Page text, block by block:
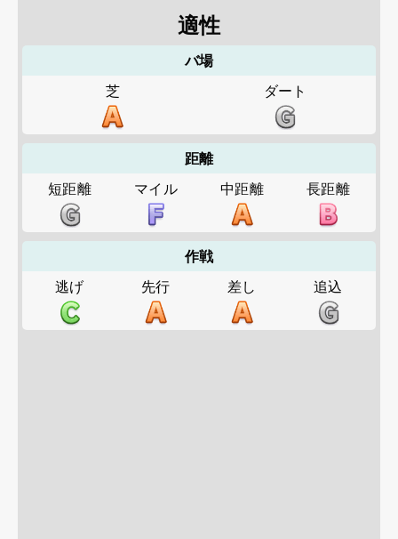
適性
バ場
芝
ダート
距離
短距離
マイル 中距離 長距離
作戦
逃げ
先行 差し 追込